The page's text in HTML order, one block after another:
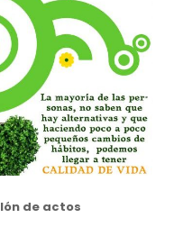
de actos